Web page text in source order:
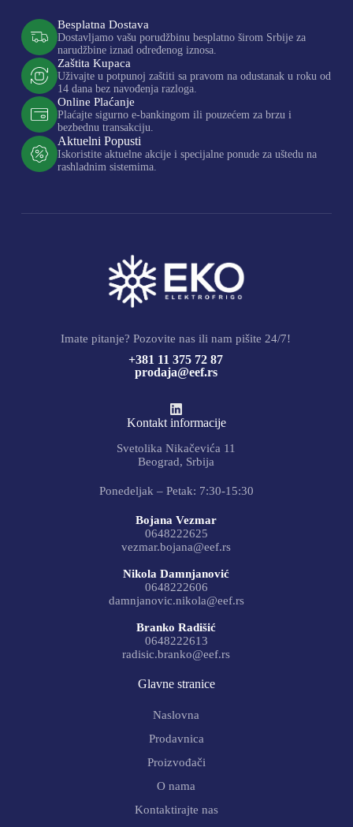
Besplatna Dostava
Dostavljamo vašu porudžbinu besplatno širom Srbije za
narudžbine iznad određenog iznosa.
Zaštita Kupaca
Uživajte u potpunoj zaštiti sa pravom na odustanak u roku od
14 dana bez navođenja razloga.
Online Plaćanje
Plaćajte sigurno e-bankingom ili pouzećem za brzu i
bezbednu transakciju.
Aktuelni Popusti
Iskoristite aktuelne akcije i specijalne ponude za uštedu na
rashladnim sistemima.
Imate pitanje? Pozovite nas ili nam pišite 24/7!
+381 11 375 72 87
prodaja@eef.rs
Kontakt informacije
Svetolika Nikačevića 11
Beograd, Srbija
Ponedeljak – Petak: 7:30-15:30
Bojana Vezmar
0648222625
vezmar.bojana@eef.rs
Nikola Damnjanović
0648222606
damnjanovic.nikola@eef.rs
Branko Radišić
0648222613
radisic.branko@eef.rs
Glavne stranice
Naslovna
Prodavnica
Proizvođači
O nama
Kontaktirajte nas